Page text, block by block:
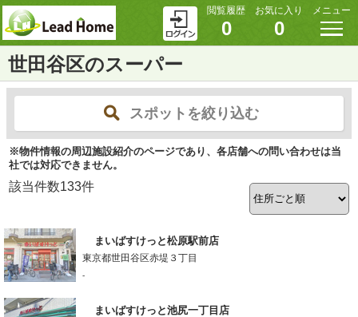
閲覧履歴
0
お気に入り
0
メニュー
世田谷区のスーパー
スポットを絞り込む
※物件情報の周辺施設紹介のページであり、各店舗への問い合わせは当
社では対応できません。
該当件数133件
まいばすけっと松原駅前店
東京都世田谷区赤堤３丁目
-
まいばすけっと池尻一丁目店